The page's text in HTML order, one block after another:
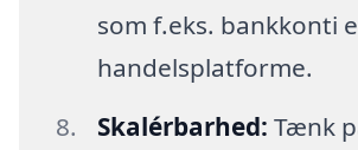
som f.eks. bankkonti
handelsplatforme.
Skalérbarhed: Tænk